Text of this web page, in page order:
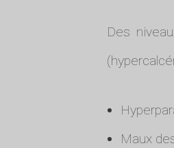
Des
Maux